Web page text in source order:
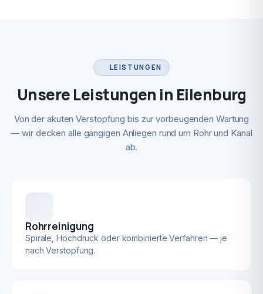
LEISTUNGEN
Unsere Leistungen in Eilenburg
Von der akuten Verstopfung bis zur vorbeugenden Wartung
— wir decken alle gängigen Anliegen rund um Rohr und Kanal
ab.
Rohrreinigung
Spirale, Hochdruck oder kombinierte Verfahren — je
nach Verstopfung.